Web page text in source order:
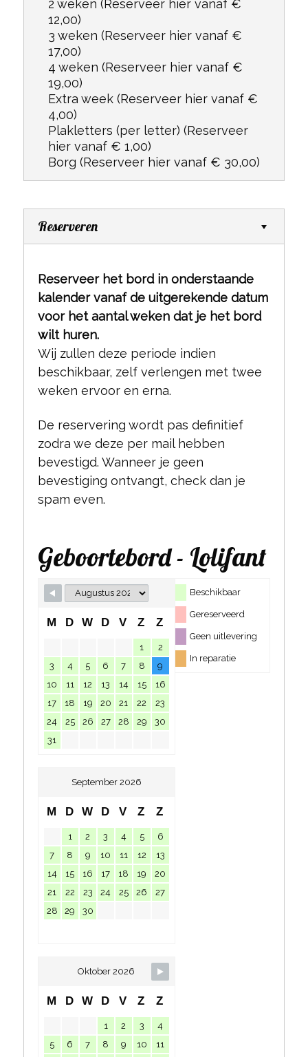
2 weken (Reserveer hier vanaf €
12,00)
3 weken (Reserveer hier vanaf €
17,00)
4 weken (Reserveer hier vanaf €
19,00)
Extra week (Reserveer hier vanaf €
4,00)
Plakletters (per letter) (Reserveer
hier vanaf € 1,00)
Borg (Reserveer hier vanaf € 30,00)
Reserveren
Reserveer het bord in onderstaande
kalender vanaf de uitgerekende datum
voor het aantal weken dat je het bord
wilt huren.
Wij zullen deze periode indien
beschikbaar, zelf verlengen met twee
weken ervoor en erna.
De reservering wordt pas definitief
zodra we deze per mail hebben
bevestigd. Wanneer je geen
bevestiging ontvangt, check dan je
spam even.
Geboortebord - Lolifant
Beschikbaar
Gereserveerd
Geen uitlevering
In reparatie
M D W D V Z Z
1
2
3
4 5 6 7 8
9
10
11 12 13 14 15
16
17
18 19 20 21 22
23
24
25 26 27 28 29
30
31
September 2026
M D W D V Z Z
1 2 3 4 5
6
7
8 9 10 11 12
13
14
15 16 17 18 19
20
21
22 23 24 25 26
27
28
29 30
Oktober 2026
M D W D V Z Z
1 2 3
4
5
6 7 8 9 10 11